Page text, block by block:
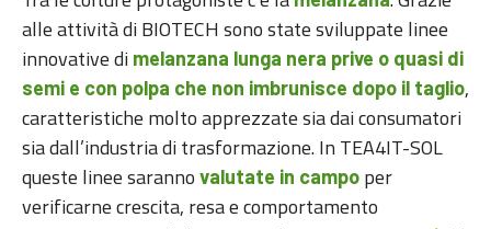
alle attività di BIOTECH sono state sviluppate linee
innovative di melanzana lunga nera prive o quasi di
semi e con polpa che non imbrunisce dopo il taglio,
caratteristiche molto apprezzate sia dai consumatori
sia dall’industria di trasformazione. In TEA4IT-SOL
queste linee saranno valutate in campo per
verificarne crescita, resa e comportamento